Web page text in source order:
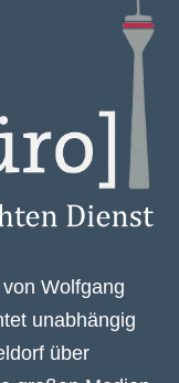
Wolfgang
unabhängig
über